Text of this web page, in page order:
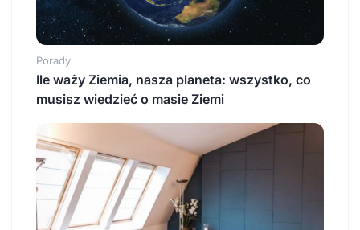
Porady
Ile waży Ziemia, nasza planeta: wszystko, co
musisz wiedzieć o masie Ziemi